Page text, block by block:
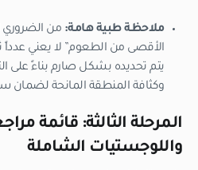
ملاحظة طبية هامة: من الضروري
الأقصى من الطعوم” لا يعني عدداً
يتم تحديده بشكل صارم بناءً على
وكثافة المنطقة المانحة لضمان
المرحلة الثالثة: قائمة
واللوجستيات الشاملة